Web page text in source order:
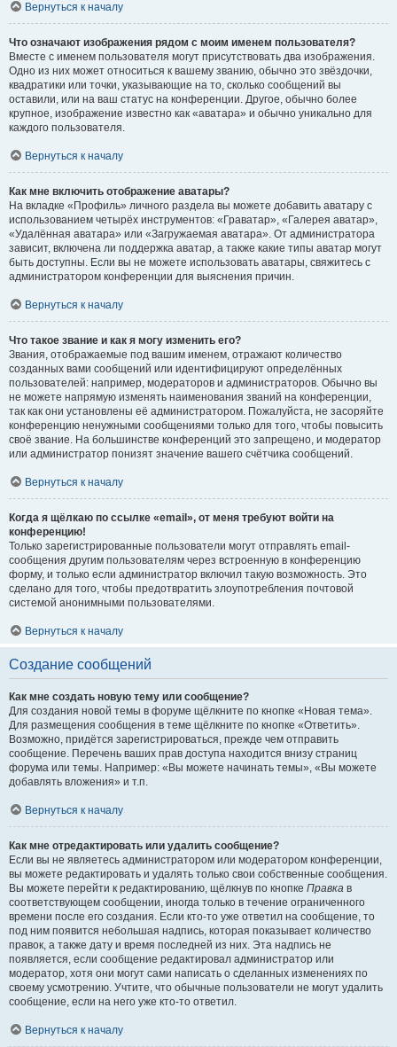
Вернуться к началу
Что означают изображения рядом с моим именем пользователя?
Вместе с именем пользователя могут присутствовать два изображения.
Одно из них может относиться к вашему званию, обычно это звёздочки,
квадратики или точки, указывающие на то, сколько сообщений вы
оставили, или на ваш статус на конференции. Другое, обычно более
крупное, изображение известно как «аватара» и обычно уникально для
каждого пользователя.
Вернуться к началу
Как мне включить отображение аватары?
На вкладке «Профиль» личного раздела вы можете добавить аватару с
использованием четырёх инструментов: «Граватар», «Галерея аватар»,
«Удалённая аватара» или «Загружаемая аватара». От администратора
зависит, включена ли поддержка аватар, а также какие типы аватар могут
быть доступны. Если вы не можете использовать аватары, свяжитесь с
администратором конференции для выяснения причин.
Вернуться к началу
Что такое звание и как я могу изменить его?
Звания, отображаемые под вашим именем, отражают количество
созданных вами сообщений или идентифицируют определённых
пользователей: например, модераторов и администраторов. Обычно вы
не можете напрямую изменять наименования званий на конференции,
так как они установлены её администратором. Пожалуйста, не засоряйте
конференцию ненужными сообщениями только для того, чтобы повысить
своё звание. На большинстве конференций это запрещено, и модератор
или администратор понизят значение вашего счётчика сообщений.
Вернуться к началу
Когда я щёлкаю по ссылке «email», от меня требуют войти на
конференцию!
Только зарегистрированные пользователи могут отправлять email-
сообщения другим пользователям через встроенную в конференцию
форму, и только если администратор включил такую возможность. Это
сделано для того, чтобы предотвратить злоупотребления почтовой
системой анонимными пользователями.
Вернуться к началу
Создание сообщений
Как мне создать новую тему или сообщение?
Для создания новой темы в форуме щёлкните по кнопке «Новая тема».
Для размещения сообщения в теме щёлкните по кнопке «Ответить».
Возможно, придётся зарегистрироваться, прежде чем отправить
сообщение. Перечень ваших прав доступа находится внизу страниц
форума или темы. Например: «Вы можете начинать темы», «Вы можете
добавлять вложения» и т.п.
Вернуться к началу
Как мне отредактировать или удалить сообщение?
Если вы не являетесь администратором или модератором конференции,
вы можете редактировать и удалять только свои собственные сообщения.
Вы можете перейти к редактированию, щёлкнув по кнопке Правка в
соответствующем сообщении, иногда только в течение ограниченного
времени после его создания. Если кто-то уже ответил на сообщение, то
под ним появится небольшая надпись, которая показывает количество
правок, а также дату и время последней из них. Эта надпись не
появляется, если сообщение редактировал администратор или
модератор, хотя они могут сами написать о сделанных изменениях по
своему усмотрению. Учтите, что обычные пользователи не могут удалить
сообщение, если на него уже кто-то ответил.
Вернуться к началу